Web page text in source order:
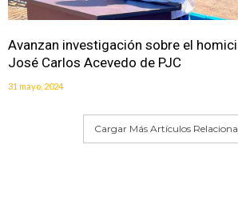
Avanzan investigación sobre el
José Carlos Acevedo de PJC
31 mayo, 2024
Cargar Más Artículos